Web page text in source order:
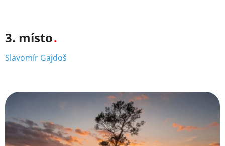
3. místo
Slavomír Gajdoš